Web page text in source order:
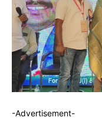
-Advertisement-